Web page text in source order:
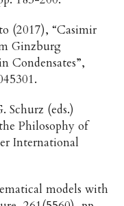
(2017), “Casimir
Ginzburg
Condensates”,
Schurz (eds.)
Philosophy of
International
models with